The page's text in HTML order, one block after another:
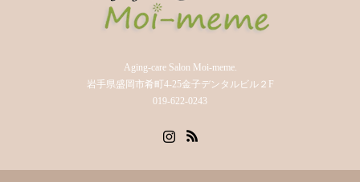
Aging-care Salon Moi-meme.
岩手県盛岡市肴町4-25金子デンタルビル２F
019-622-0243